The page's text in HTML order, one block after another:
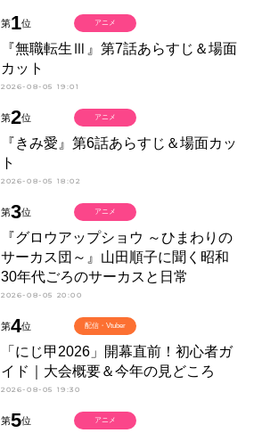
第1位
『無職転生Ⅲ』第7話あらすじ＆場面
カット
2026-08-05 19:01
アニメ
第2位
『きみ愛』第6話あらすじ＆場面カッ
ト
2026-08-05 18:02
アニメ
第3位
『グロウアップショウ ～ひまわりの
サーカス団～』山田順子に聞く昭和
30年代ごろのサーカスと日常
2026-08-05 20:00
アニメ
第4位
「にじ甲2026」開幕直前！初心者ガ
イド｜大会概要＆今年の見どころ
2026-08-05 19:30
配信・Vtuber
第5位 アニメ